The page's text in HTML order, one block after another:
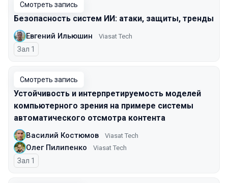
Смотреть запись
Безопасность систем ИИ: атаки, защиты, тренды
Евгений Ильюшин Viasat Tech
Зал 1
Смотреть запись
Устойчивость и интерпретируемость моделей
компьютерного зрения на примере системы
автоматического отсмотра контента
Василий Костюмов Viasat Tech
Олег Пилипенко Viasat Tech
Зал 1